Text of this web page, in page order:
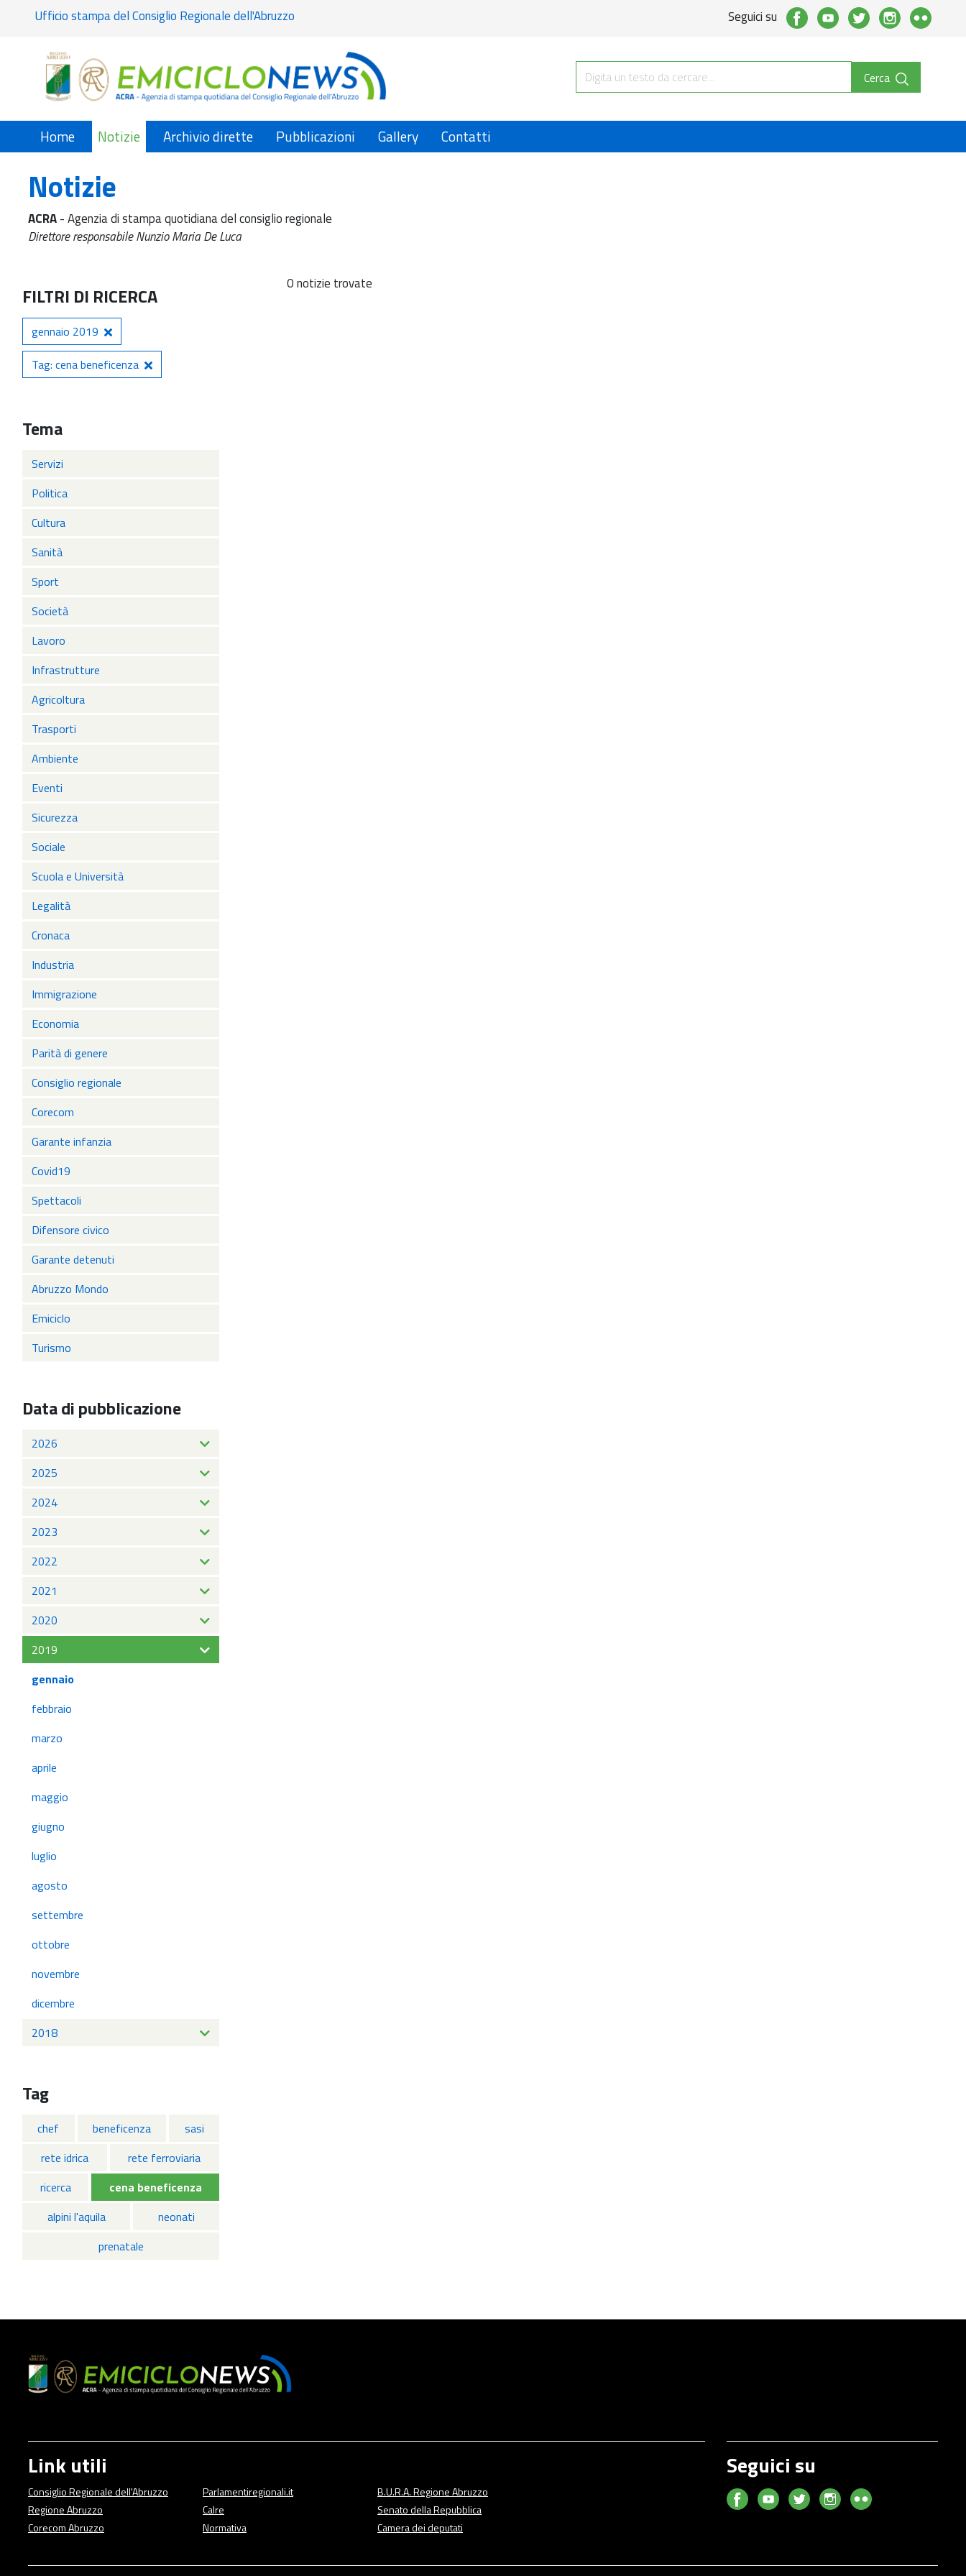
Ufficio stampa del Consiglio Regionale dell'Abruzzo Seguici su
Cerca
Home Notizie Archivio dirette Pubblicazioni Gallery Contatti
Notizie
ACRA- Agenzia di stampa quotidiana del consiglio regionale
Direttore responsabile Nunzio Maria De Luca
FILTRI DI RICERCA
gennaio 2019
Tag: cena beneficenza
Tema
Servizi
Politica
Cultura
Sanità
Sport
Società
Lavoro
Infrastrutture
Agricoltura
Trasporti
Ambiente
Eventi
Sicurezza
Sociale
Scuola e Università
Legalità
Cronaca
Industria
Immigrazione
Economia
Parità di genere
Consiglio regionale
Corecom
Garante infanzia
Covid19
Spettacoli
Difensore civico
Garante detenuti
Abruzzo Mondo
Emiciclo
Turismo
Data di pubblicazione
2026
2025
2024
2023
2022
2021
2020
2019
gennaio
febbraio
marzo
aprile
maggio
giugno
luglio
agosto
settembre
ottobre
novembre
dicembre
2018
Tag
chef beneficenza
sasi
rete idrica
rete ferroviaria
ricerca
cena beneficenza
alpini l'aquila
neonati
prenatale
0 notizie trovate
Link utili
Consiglio Regionale dell'Abruzzo
Regione Abruzzo
Corecom Abruzzo
Parlamentiregionali.it
Calre
Normativa
B.U.R.A. Regione Abruzzo
Senato della Repubblica
Camera dei deputati
Seguici su